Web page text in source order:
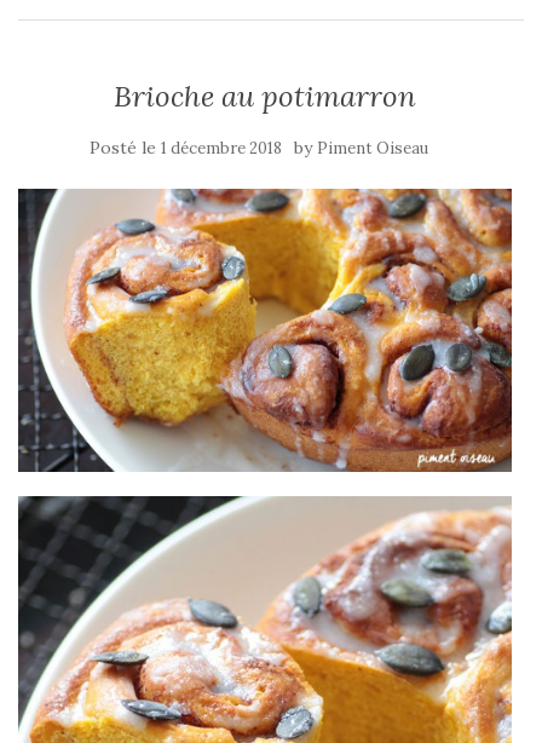
Brioche au potimarron
Posté le 1 décembre 2018 by Piment Oiseau